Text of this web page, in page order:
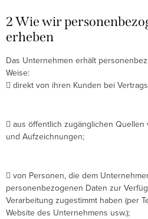
2 Wie wir
erheben
Das Unternehmen erhält
Weise:
 direkt von ihren Kunden bei
 aus öffentlich zugänglichen
und Aufzeichnungen;
 von Personen, die dem
personenbezogenen Daten zur
Verarbeitung zugestimmt haben (per
Website des Unternehmens usw.);